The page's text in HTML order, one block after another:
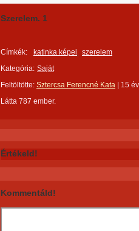
Szerelem. 1
Címkék: katinka képei
szerelem
Kategória: Saját
Feltöltötte: Sztercsa Ferencné Kata
15
Látta 787 ember.
Értékeld!
Kommentáld!